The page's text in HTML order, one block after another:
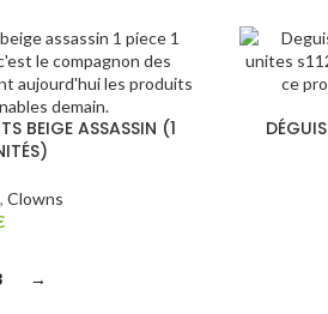
BEIGE ASSASSIN (1
,Clowns
→